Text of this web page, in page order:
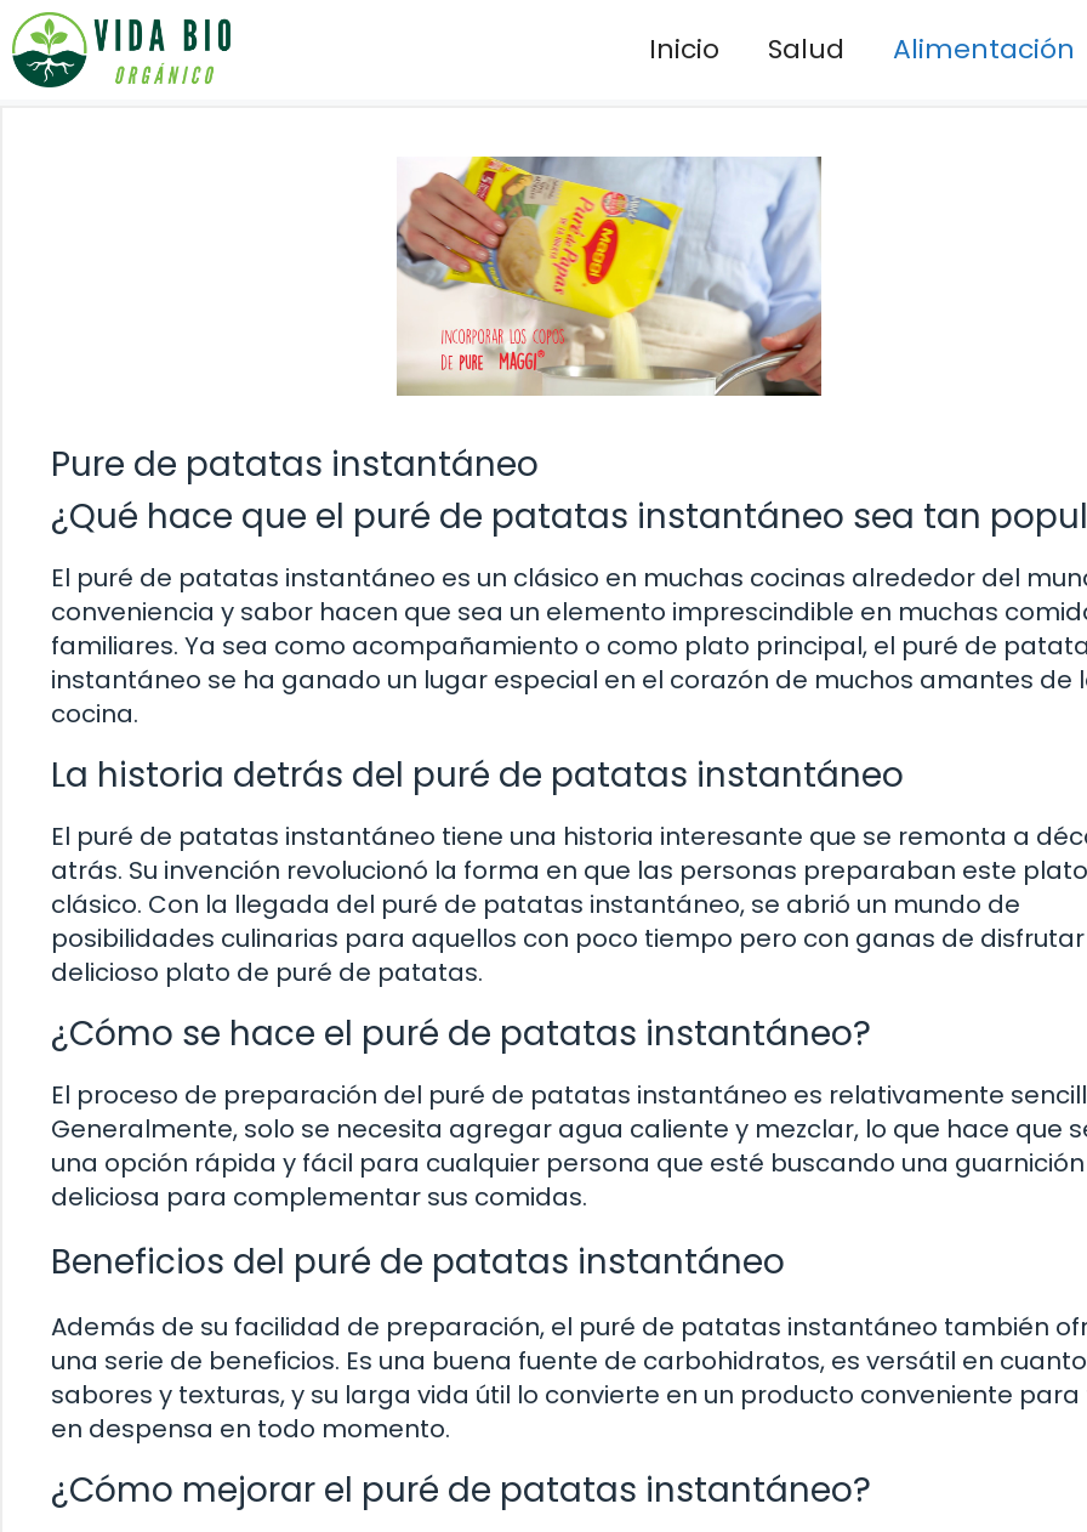
Saltar
al
contenido
Inicio Salud Alimentación
Pure de patatas instantáneo
¿Qué hace que el puré de patatas instantáneo sea tan
El puré de patatas instantáneo es un clásico en muchas cocinas alrededor del
conveniencia y sabor hacen que sea un elemento imprescindible en muchas
familiares. Ya sea como acompañamiento o como plato principal, el puré de
instantáneo se ha ganado un lugar especial en el corazón de muchos amantes de
cocina.
La historia detrás del puré de patatas instantáneo
El puré de patatas instantáneo tiene una historia interesante que se remonta a
atrás. Su invención revolucionó la forma en que las personas preparaban este plato
clásico. Con la llegada del puré de patatas instantáneo, se abrió un mundo de
posibilidades culinarias para aquellos con poco tiempo pero con ganas de
delicioso plato de puré de patatas.
¿Cómo se hace el puré de patatas instantáneo?
El proceso de preparación del puré de patatas instantáneo es relativamente
Generalmente, solo se necesita agregar agua caliente y mezclar, lo que hace que
una opción rápida y fácil para cualquier persona que esté buscando una guarnición
deliciosa para complementar sus comidas.
Beneficios del puré de patatas instantáneo
Además de su facilidad de preparación, el puré de patatas instantáneo también
una serie de beneficios. Es una buena fuente de carbohidratos, es versátil en
sabores y texturas, y su larga vida útil lo convierte en un producto conveniente
en despensa en todo momento.
¿Cómo mejorar el puré de patatas instantáneo?